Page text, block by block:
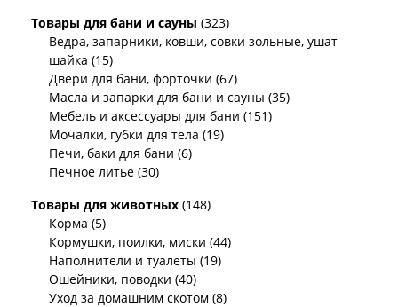
Товары для бани и сауны (323)
Ведра, запарники, ковши, совки зольные, ушат
шайка (15)
Двери для бани, форточки (67)
Масла и запарки для бани и сауны (35)
Мебель и аксессуары для бани (151)
Мочалки, губки для тела (19)
Печи, баки для бани (6)
Печное литье (30)
Товары для животных (148)
Корма (5)
Кормушки, поилки, миски (44)
Наполнители и туалеты (19)
Ошейники, поводки (40)
Уход за домашним скотом (8)